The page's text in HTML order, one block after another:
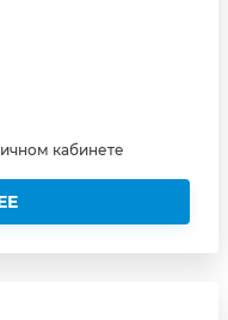
кабинете